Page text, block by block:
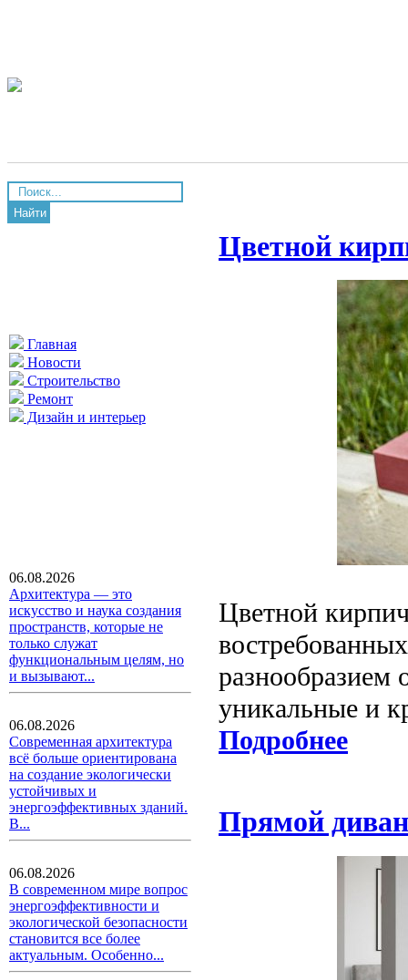
Найти
Главная
Новости
Строительство
Ремонт
Дизайн и интерьер
06.08.2026
Архитектура — это
искусство и наука создания
пространств, которые не
только служат
функциональным целям, но
и вызывают...
06.08.2026
Современная архитектура
всё больше ориентирована
на создание экологически
устойчивых и
энергоэффективных зданий.
В...
06.08.2026
В современном мире вопрос
энергоэффективности и
экологической безопасности
становится все более
актуальным. Особенно...
Цветной
Цветной
разнообразием
уникальные и
Подробнее
Прямой